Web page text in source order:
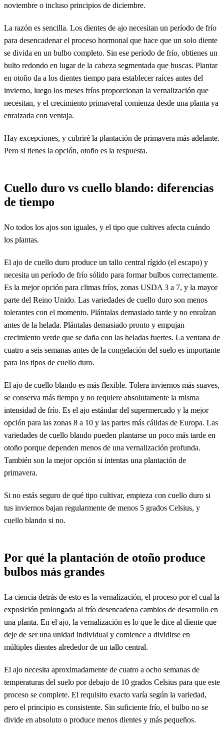
noviembre o incluso principios de diciembre.
La razón es sencilla. Los dientes de ajo necesitan un período de frío
para desencadenar el proceso hormonal que hace que un solo diente
se divida en un bulbo completo. Sin ese período de frío, obtienes un
bulto redondo en lugar de la cabeza segmentada que buscas. Plantar
en otoño da a los dientes tiempo para establecer raíces antes del
invierno, luego los meses fríos proporcionan la vernalización que
necesitan, y el crecimiento primaveral comienza desde una planta ya
enraizada con ventaja.
Hay excepciones, y cubriré la plantación de primavera más adelante.
Pero si tienes la opción, otoño es la respuesta.
Cuello duro vs cuello blando: diferencias
de tiempo
No todos los ajos son iguales, y el tipo que cultives afecta cuándo
los plantas.
El ajo de cuello duro produce un tallo central rígido (el escapo) y
necesita un período de frío sólido para formar bulbos correctamente.
Es la mejor opción para climas fríos, zonas USDA 3 a 7, y la mayor
parte del Reino Unido. Las variedades de cuello duro son menos
tolerantes con el momento. Plántalas demasiado tarde y no enraízan
antes de la helada. Plántalas demasiado pronto y empujan
crecimiento verde que se daña con las heladas fuertes. La ventana de
cuatro a seis semanas antes de la congelación del suelo es importante
para los tipos de cuello duro.
El ajo de cuello blando es más flexible. Tolera inviernos más suaves,
se conserva más tiempo y no requiere absolutamente la misma
intensidad de frío. Es el ajo estándar del supermercado y la mejor
opción para las zonas 8 a 10 y las partes más cálidas de Europa. Las
variedades de cuello blando pueden plantarse un poco más tarde en
otoño porque dependen menos de una vernalización profunda.
También son la mejor opción si intentas una plantación de
primavera.
Si no estás seguro de qué tipo cultivar, empieza con cuello duro si
tus inviernos bajan regularmente de menos 5 grados Celsius, y
cuello blando si no.
Por qué la plantación de otoño produce
bulbos más grandes
La ciencia detrás de esto es la vernalización, el proceso por el cual la
exposición prolongada al frío desencadena cambios de desarrollo en
una planta. En el ajo, la vernalización es lo que le dice al diente que
deje de ser una unidad individual y comience a dividirse en
múltiples dientes alrededor de un tallo central.
El ajo necesita aproximadamente de cuatro a ocho semanas de
temperaturas del suelo por debajo de 10 grados Celsius para que este
proceso se complete. El requisito exacto varía según la variedad,
pero el principio es consistente. Sin suficiente frío, el bulbo no se
divide en absoluto o produce menos dientes y más pequeños.